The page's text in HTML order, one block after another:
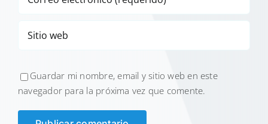
Guardar mi nombre, email y sitio web en este
navegador para la próxima vez que comente.